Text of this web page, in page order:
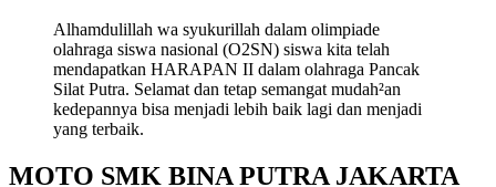
Alhamdulillah wa syukurillah dalam olimpiade
olahraga siswa nasional (O2SN) siswa kita telah
mendapatkan HARAPAN II dalam olahraga Pancak
Silat Putra. Selamat dan tetap semangat mudah²an
kedepannya bisa menjadi lebih baik lagi dan menjadi
yang terbaik.
MOTO SMK BINA PUTRA JAKARTA